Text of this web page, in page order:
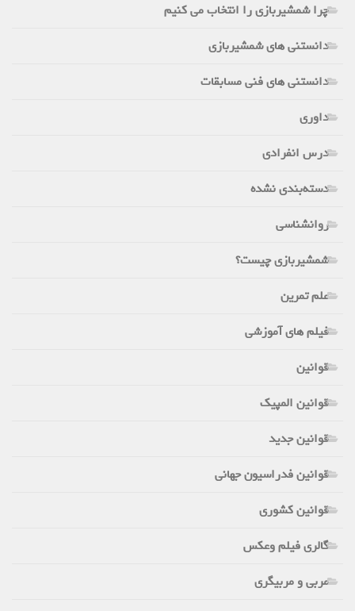
چرا شمشیربازی را انتخاب می کنیم
دانستنی های شمشیربازی
دانستنی های فنی مسابقات
داوری
درس انفرادی
دسته‌بندی نشده
روانشناسی
شمشیربازی چیست؟
علم تمرین
فیلم های آموزشی
قوانین
قوانین المپیک
قوانین جدید
قوانین فدراسیون جهانی
قوانین کشوری
گالری فیلم وعکس
مربی و مربیگری